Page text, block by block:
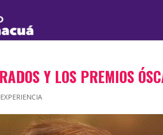
Y LOS PREMIOS